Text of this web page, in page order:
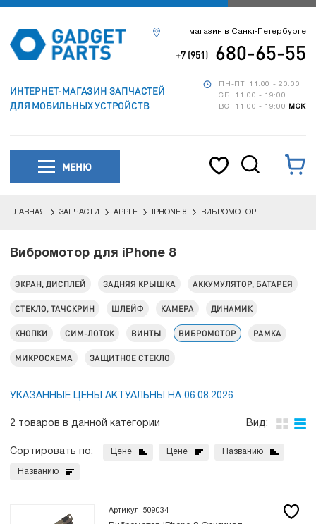
ИНТЕРНЕТ-МАГАЗИН ЗАПЧАСТЕЙ
ДЛЯ МОБИЛЬНЫХ УСТРОЙСТВ
ПН-ПТ: 11:00 - 20:00
СБ: 11:00 - 19:00
ВС: 11:00 - 19:00
МСК
магазин в Санкт-Петербурге
+7 (951) 680-65-55
МЕНЮ
ГЛАВНАЯ ЗАПЧАСТИ APPLE IPHONE 8 ВИБРОМОТОР
Вибромотор для iPhone 8
ЭКРАН, ДИСПЛЕЙ ЗАДНЯЯ КРЫШКА АККУМУЛЯТОР, БАТАРЕЯ
СТЕКЛО, ТАЧСКРИН ШЛЕЙФ КАМЕРА ДИНАМИК
КНОПКИ СИМ-ЛОТОК ВИНТЫ ВИБРОМОТОР РАМКА
МИКРОСХЕМА ЗАЩИТНОЕ СТЕКЛО
УКАЗАННЫЕ ЦЕНЫ АКТУАЛЬНЫ НА 06.08.2026
2 товаров в данной категории Вид:
Сортировать по: Цене Цене Названию
Названию
Артикул: 509034